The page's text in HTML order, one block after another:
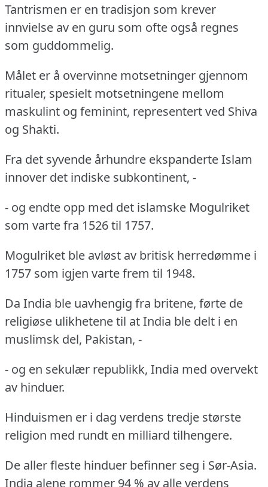
Tantrismen er en tradisjon som krever
innvielse av en guru som ofte også regnes
som guddommelig.
Målet er å overvinne motsetninger gjennom
ritualer, spesielt motsetningene mellom
maskulint og feminint, representert ved Shiva
og Shakti.
Fra det syvende århundre ekspanderte Islam
innover det indiske subkontinent, -
- og endte opp med det islamske Mogulriket
som varte fra 1526 til 1757.
Mogulriket ble avløst av britisk herredømme i
1757 som igjen varte frem til 1948.
Da India ble uavhengig fra britene, førte de
religiøse ulikhetene til at India ble delt i en
muslimsk del, Pakistan, -
- og en sekulær republikk, India med overvekt
av hinduer.
Hinduismen er i dag verdens tredje største
religion med rundt en milliard tilhengere.
De aller fleste hinduer befinner seg i Sør-Asia.
India alene rommer 94 % av alle verdens